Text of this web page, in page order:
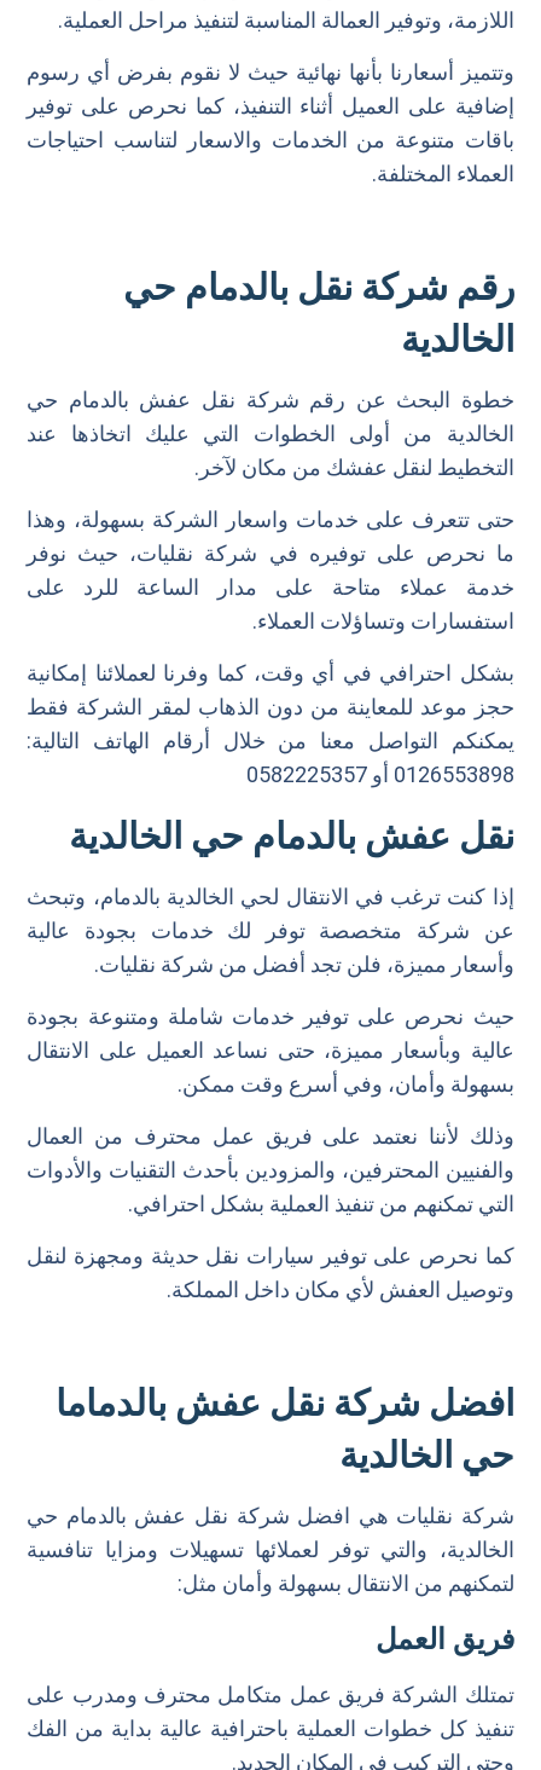
اللازمة، وتوفير العمالة المناسبة لتنفيذ مراحل العملية.
وتتميز أسعارنا بأنها نهائية حيث لا نقوم بفرض أي رسوم
إضافية على العميل أثناء التنفيذ، كما نحرص على توفير
باقات متنوعة من الخدمات والاسعار لتناسب احتياجات
العملاء المختلفة.
رقم شركة نقل بالدمام حي
الخالدية
خطوة البحث عن رقم شركة نقل عفش بالدمام حي
الخالدية من أولى الخطوات التي عليك اتخاذها عند
التخطيط لنقل عفشك من مكان لآخر.
حتى تتعرف على خدمات واسعار الشركة بسهولة، وهذا
ما نحرص على توفيره في شركة نقليات، حيث نوفر
خدمة عملاء متاحة على مدار الساعة للرد على
استفسارات وتساؤلات العملاء.
بشكل احترافي في أي وقت، كما وفرنا لعملائنا إمكانية
حجز موعد للمعاينة من دون الذهاب لمقر الشركة فقط
يمكنكم التواصل معنا من خلال أرقام الهاتف التالية:
0126553898 أو 0582225357
نقل عفش بالدمام حي الخالدية
إذا كنت ترغب في الانتقال لحي الخالدية بالدمام، وتبحث
عن شركة متخصصة توفر لك خدمات بجودة عالية
وأسعار مميزة، فلن تجد أفضل من شركة نقليات.
حيث نحرص على توفير خدمات شاملة ومتنوعة بجودة
عالية وبأسعار مميزة، حتى نساعد العميل على الانتقال
بسهولة وأمان، وفي أسرع وقت ممكن.
وذلك لأننا نعتمد على فريق عمل محترف من العمال
والفنيين المحترفين، والمزودين بأحدث التقنيات والأدوات
التي تمكنهم من تنفيذ العملية بشكل احترافي.
كما نحرص على توفير سيارات نقل حديثة ومجهزة لنقل
وتوصيل العفش لأي مكان داخل المملكة.
افضل شركة نقل عفش بالدماما
حي الخالدية
شركة نقليات هي افضل شركة نقل عفش بالدمام حي
الخالدية، والتي توفر لعملائها تسهيلات ومزايا تنافسية
لتمكنهم من الانتقال بسهولة وأمان مثل:
فريق العمل
تمتلك الشركة فريق عمل متكامل محترف ومدرب على
تنفيذ كل خطوات العملية باحترافية عالية بداية من الفك
وحتى التركيب في المكان الجديد.